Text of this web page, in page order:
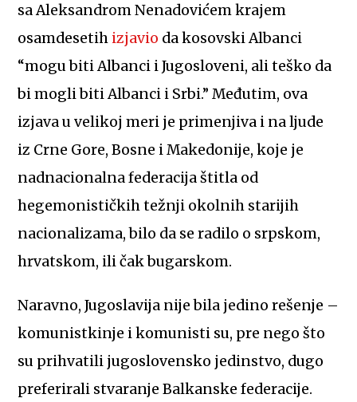
sa Aleksandrom Nenadovićem krajem
osamdesetih izjavio da kosovski Albanci
“mogu biti Albanci i Jugosloveni, ali teško da
bi mogli biti Albanci i Srbi.” Međutim, ova
izjava u velikoj meri je primenjiva i na ljude
iz Crne Gore, Bosne i Makedonije, koje je
nadnacionalna federacija štitla od
hegemonističkih težnji okolnih starijih
nacionalizama, bilo da se radilo o srpskom,
hrvatskom, ili čak bugarskom.
Naravno, Jugoslavija nije bila jedino rešenje –
komunistkinje i komunisti su, pre nego što
su prihvatili jugoslovensko jedinstvo, dugo
preferirali stvaranje Balkanske federacije.